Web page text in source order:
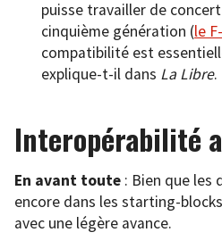
puisse travailler de
cinquième génération (le
compatibilité est
explique-t-il dans La Libre.
Interopérabilité
En avant toute : Bien que les
encore dans les starting-
avec une légère avance.